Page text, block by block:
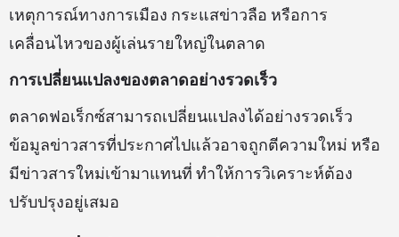
เหตุการณ์ทางการเมือง กระแสข่าวลือ หรือการ
เคลื่อนไหวของผู้เล่นรายใหญ่ในตลาด
การเปลี่ยนแปลงของตลาดอย่างรวดเร็ว
ตลาดฟอเร็กซ์สามารถเปลี่ยนแปลงได้อย่างรวดเร็ว
ข้อมูลข่าวสารที่ประกาศไปแล้วอาจถูกตีความใหม่ หรือ
มีข่าวสารใหม่เข้ามาแทนที่ ทำให้การวิเคราะห์ต้อง
ปรับปรุงอยู่เสมอ